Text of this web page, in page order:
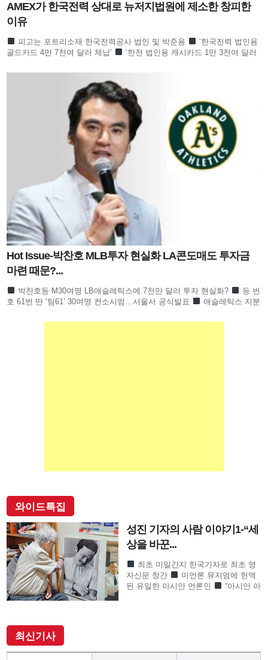
AMEX가 한국전력 상대로 뉴저지법원에 제소한 창피한
이유
피고는 포트리소재 한국전력공사 법인 및 박준용
‘한국전력 법인용
골드카드 4만 7천여 달러 체납’
‘한전 법인용 캐시카드 1만 3천여 달러
Hot Issue-박찬호 MLB투자 현실화 LA콘도매도 투자금
마련 때문?...
박찬호등 M30여명 LB애슬레틱스에 7천만 달러 투자 현실화?
등 번
호 61번 딴 ‘팀61’ 30여명 컨소시엄…서울서 공식발표
애슬레틱스 지분
와이드특집
성진 기자의 사람 이야기1-“세
상을 바꾼...
최초 미일간지 한국기자로 최초 영
자신문 창간
미언론 뮤지엄에 헌액
된 유일한 아시안 언론인
“아시안 아
최신기사